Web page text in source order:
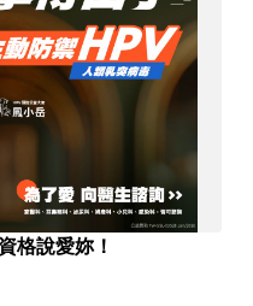
格說愛妳！